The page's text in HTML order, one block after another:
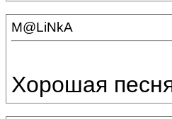
M@LiNkA
Хорошая